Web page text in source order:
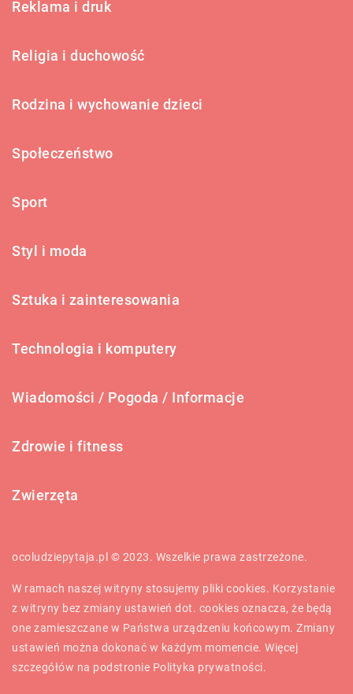
Reklama i druk
Religia i duchowość
Rodzina i wychowanie dzieci
Społeczeństwo
Sport
Styl i moda
Sztuka i zainteresowania
Technologia i komputery
Wiadomości / Pogoda / Informacje
Zdrowie i fitness
Zwierzęta
ocoludziepytaja.pl © 2023. Wszelkie prawa zastrzeżone.
W ramach naszej witryny stosujemy pliki cookies. Korzystanie
z witryny bez zmiany ustawień dot. cookies oznacza, że będą
one zamieszczane w Państwa urządzeniu końcowym. Zmiany
ustawień można dokonać w każdym momencie. Więcej
szczegółów na podstronie Polityka prywatności.